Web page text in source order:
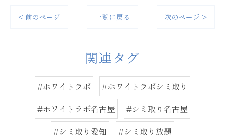
< 前のページ 一覧に戻る 次のページ >
関連タグ
#ホワイトラボ
#ホワイトラボシミ取り
#ホワイトラボ名古屋
#シミ取り名古屋
#シミ取り愛知
#シミ取り放題